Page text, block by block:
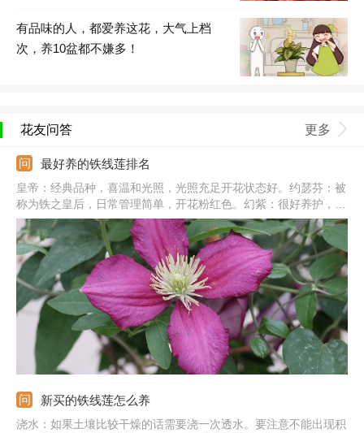
有品味的人，都爱养这花，大气上档
次，养10盆都不嫌多！
花友问答 更多
最好养的铁线莲排名
皇帝：经典品种，喜温和光照，光照充足开花状态好。约瑟芬：被
称为铁之皇后，日常管理简单，开花粉红色。幻紫：很好养护，但
不耐严寒，冬季应该适当保暖。水晶喷泉：生长速度快，适合盆栽
养，不适合强剪。总统：不但好养，而且还很皮实，对生长环境要
求低。
新买的铁线莲怎么养
浇水：如果土壤比较干燥的话需要浇一次透水。要注意不能出现积